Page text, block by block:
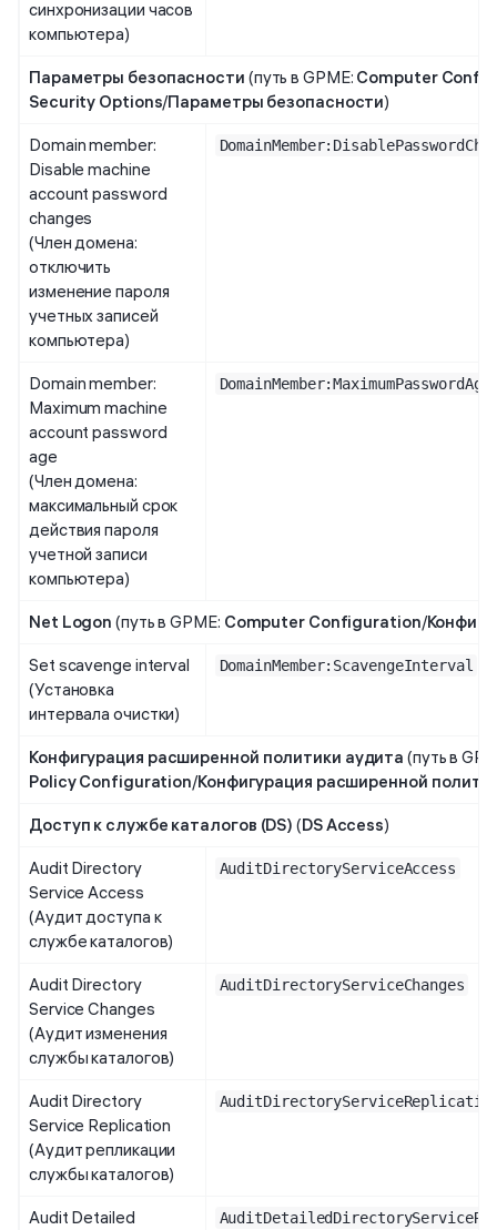
синхронизации часов
компьютера)
Параметры безопасности (путь в GPME: Computer
Security Options/Параметры безопасности)
Domain member:
Disable machine
account password
changes
(Член домена:
отключить
изменение пароля
учетных записей
компьютера)
Domain member:
Maximum machine
account password
age
(Член домена:
максимальный срок
действия пароля
учетной записи
компьютера)
DomainMember:MaximumPasswordAge
Net Logon (путь в GPME: Computer Configuration/
Set scavenge interval
(Установка
интервала очистки)
DomainMember:ScavengeInterval
Конфигурация расширенной политики аудита (путь в
Policy Configuration/Конфигурация расширенной
Доступ к службе каталогов (DS) (DS Access)
Audit Directory
Service Access
(Аудит доступа к
службе каталогов)
AuditDirectoryServiceAccess
Audit Directory
Service Changes
(Аудит изменения
службы каталогов)
AuditDirectoryServiceChanges
Audit Directory
Service Replication
(Аудит репликации
службы каталогов)
Audit Detailed